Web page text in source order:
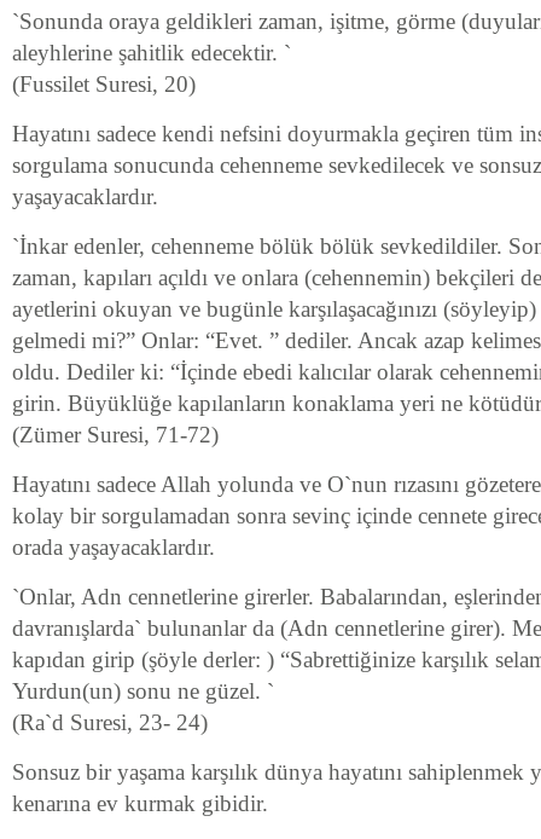
`Sonunda oraya geldikleri zaman, işitme, görme
aleyhlerine şahitlik edecektir. `
(Fussilet Suresi, 20)
Hayatını sadece kendi nefsini doyurmakla geçiren tüm
sorgulama sonucunda cehenneme sevkedilecek ve
yaşayacaklardır.
`İnkar edenler, cehenneme bölük bölük sevkedildiler.
zaman, kapıları açıldı ve onlara (cehennemin) bekçileri
ayetlerini okuyan ve bugünle karşılaşacağınızı
gelmedi mi?” Onlar: “Evet. ” dediler. Ancak azap
oldu. Dediler ki: “İçinde ebedi kalıcılar olarak
girin. Büyüklüğe kapılanların konaklama yeri ne
(Zümer Suresi, 71-72)
Hayatını sadece Allah yolunda ve O`nun rızasını
kolay bir sorgulamadan sonra sevinç içinde cennete
orada yaşayacaklardır.
`Onlar, Adn cennetlerine girerler. Babalarından,
davranışlarda` bulunanlar da (Adn cennetlerine girer).
kapıdan girip (şöyle derler: ) “Sabrettiğinize karşılık
Yurdun(un) sonu ne güzel. `
(Ra`d Suresi, 23- 24)
Sonsuz bir yaşama karşılık dünya hayatını sahiplenmek
kenarına ev kurmak gibidir.